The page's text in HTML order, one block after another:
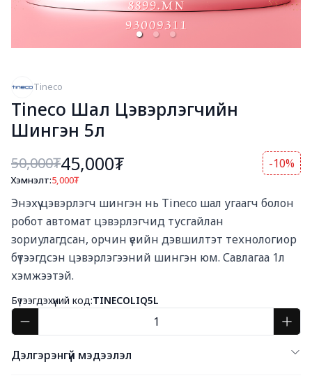
Tineco
Tineco Шал Цэвэрлэгчийн
Шингэн 5л
50,000₮45,000₮ -10%
Хэмнэлт:5,000₮
Энэхүү цэвэрлэгч шингэн нь Tineco шал угаагч болон
робот автомат цэвэрлэгчид тусгайлан
зориулагдсан, орчин үеийн дэвшилтэт технологиор
бүтээгдсэн цэвэрлэгээний шингэн юм. Савлагаа 1л
хэмжээтэй.
Бүтээгдэхүүний код:TINECOLIQ5L
Дэлгэрэнгүй мэдээлэл